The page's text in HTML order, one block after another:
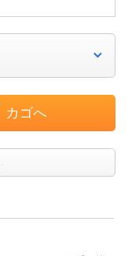
カゴへ